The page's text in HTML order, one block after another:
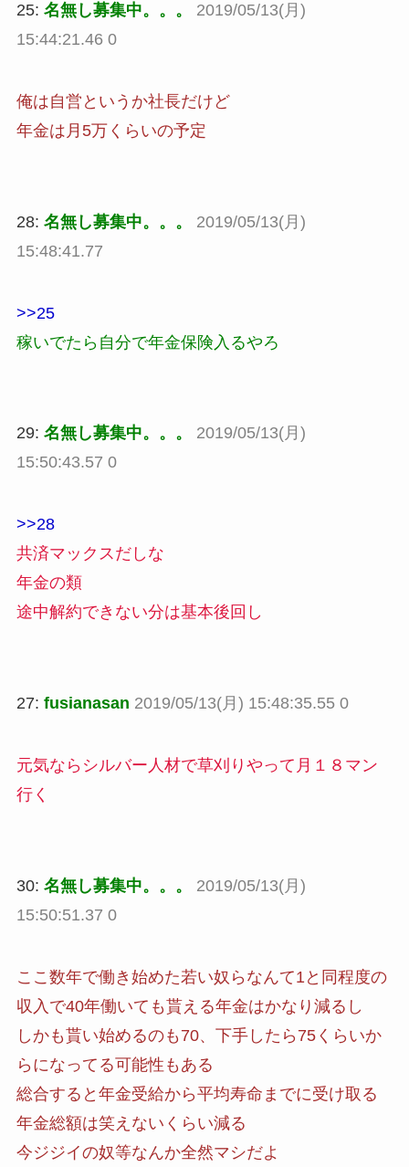
25: 名無し募集中。。。
2019/05/13(月)
15:44:21.46 0
俺は自営というか社長だけど
年金は月5万くらいの予定
28: 名無し募集中。。。
2019/05/13(月)
15:48:41.77
>>25
稼いでたら自分で年金保険入るやろ
29: 名無し募集中。。。
2019/05/13(月)
15:50:43.57 0
>>28
共済マックスだしな
年金の類
途中解約できない分は基本後回し
27: fusianasan 2019/05/13(月) 15:48:35.55 0
元気ならシルバー人材で草刈りやって月１８マン
行く
30: 名無し募集中。。。
2019/05/13(月)
15:50:51.37 0
ここ数年で働き始めた若い奴らなんて1と同程度の
収入で40年働いても貰える年金はかなり減るし
しかも貰い始めるのも70、下手したら75くらいか
らになってる可能性もある
総合すると年金受給から平均寿命までに受け取る
年金総額は笑えないくらい減る
今ジジイの奴等なんか全然マシだよ